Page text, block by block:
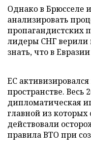
Однако в Брюсселе
анализировать
пропагандистских
лидеры СНГ верили
знать, что в
ЕС
пространстве. Весь
дипломатическая
главной из которых
действовали
правила ВТО при